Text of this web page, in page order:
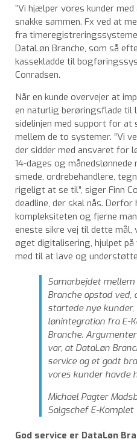
”Vi hjælper vores kunder
snakke sammen. Fx ved at
fra
DataLøn Branche, som så
kassekladde til
Conradsen.
Når en kunde overvejer at
en naturlig berøringsflade til
sidelinjen med support for at
mellem de to systemer. ”Vi
der sidder med ansvaret for
14-dages og månedslønnede
smede, ordrebehandlere,
rigeligt at se til”, siger Finn
deadline, der skal nås.
kompleksiteten og fjerne
eneste sikre vej til dette mål,
øget digitalisering, hjulpet
med til at lave og
Samarbejdet mellem
Branche opstod ved,
startede nye
lønintegration fra E-
Branche.
var, at DataLøn
service og et godt
vores kunder havde
Michael Pagter
Salgschef E-Komplet
God service er DataLøn